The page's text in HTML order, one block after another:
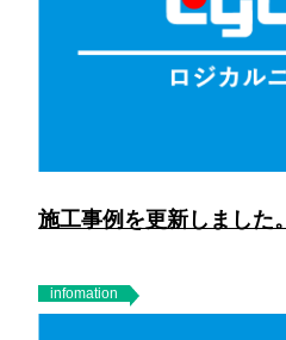
施工事例を更新しました。
infomation